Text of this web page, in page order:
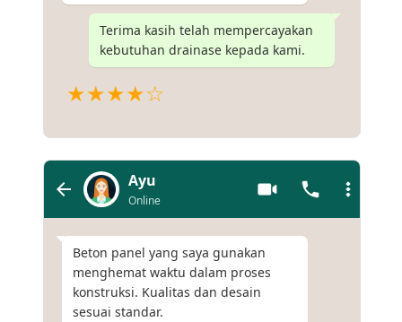
Terima kasih telah mempercayakan
kebutuhan drainase kepada kami.
★★★★☆
Ayu
Online
Beton panel yang saya gunakan
menghemat waktu dalam proses
konstruksi. Kualitas dan desain
sesuai standar.